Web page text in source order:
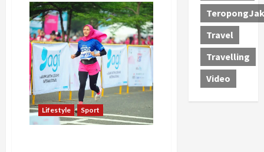
Keluarga
dan
Konsistensi:
Kunci
Sukses
Chacha,
Polwan
dan
Pelari
Berprestasi
dari
Surabaya
Lifestyle Sport
Travel
Travelling
Video